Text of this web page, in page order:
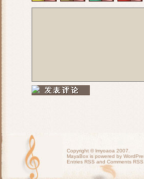
Copyright ©lmyoaoa 2007.
MayaBox is powered by
Entries RSS and Comments RSS